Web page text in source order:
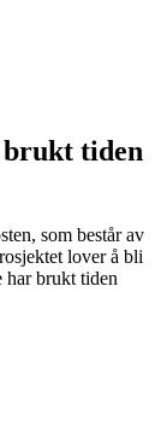
brukt tiden
som består av
lover å bli
har brukt tiden